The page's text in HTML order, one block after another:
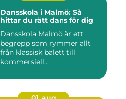
Dansskola i Malmö: Så
hittar du rätt dans för dig
Dansskola Malmö är ett
begrepp som rymmer allt
från klassisk balett till
kommersiell...